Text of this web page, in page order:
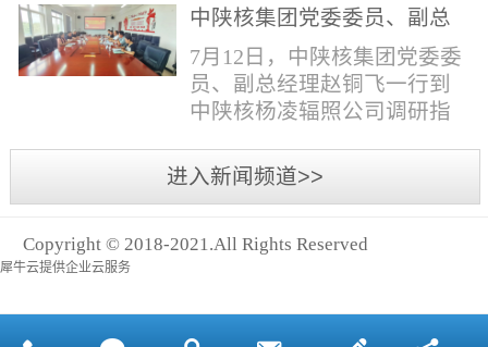
子工程社招5何晔女1979年10
月本科西安财经学院工商管
理社招6张柳怡女1998...
如下：一、招聘岗位及人数
见附件1二、招聘范围（1）
社会招聘：面向社会招聘。
（2）应届生招聘：国家计划
内统一招收的全日制院校应
届毕业生，重点院校应届毕
业生优先；回国一年内取得
国家教育部出具的学历（学
三、招聘流程（一）个人报
中陕核集团党委委员、副总
经理赵铜飞一行到中陕核杨
凌辐照公司调研指导工作
7月12日，中陕核集团党委委
员、副总经理赵铜飞一行到
中陕核杨凌辐照公司调研指
息部部长赵磊，中陕核核盛
公司执行董事张鹏，核盛公
执行董事李奎等陪同调研。
进入新闻频道>>
Copyright © 2018-2021.All Rights Reserved
犀牛云提供企业云服务